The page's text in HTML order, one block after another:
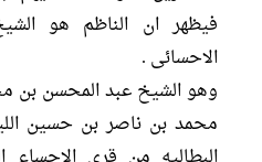
فیظهر ان الناظم هو
الاحسائی .
وهو الشیخ عبد المحسن بن
محمد بن ناصر بن حسین